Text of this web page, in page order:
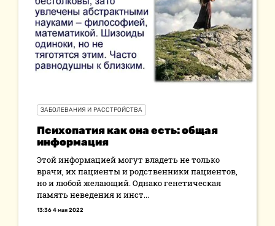
ЗАБОЛЕВАНИЯ И РАССТРОЙСТВА
Психопатия как она есть: общая
информация
Этой информацией могут владеть не только
врачи, их пациенты и родственники пациентов,
но и любой желающий. Однако генетическая
память неведения и инст...
13:36 4 мая 2022